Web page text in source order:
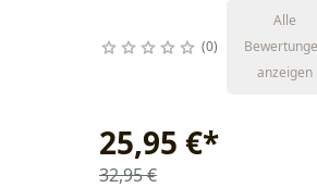
0
Alle
anzeigen
25,95 €*
32,95 €